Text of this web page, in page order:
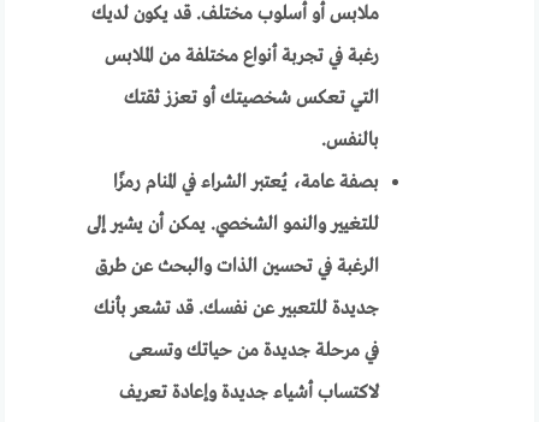
ملابس أو أسلوب مختلف. قد يكون لديك
رغبة في تجربة أنواع مختلفة من الملابس
التي تعكس شخصيتك أو تعزز ثقتك
بالنفس.
بصفة عامة، يُعتبر الشراء في المنام رمزًا
للتغيير والنمو الشخصي. يمكن أن يشير إلى
الرغبة في تحسين الذات والبحث عن طرق
جديدة للتعبير عن نفسك. قد تشعر بأنك
في مرحلة جديدة من حياتك وتسعى
لاكتساب أشياء جديدة وإعادة تعريف